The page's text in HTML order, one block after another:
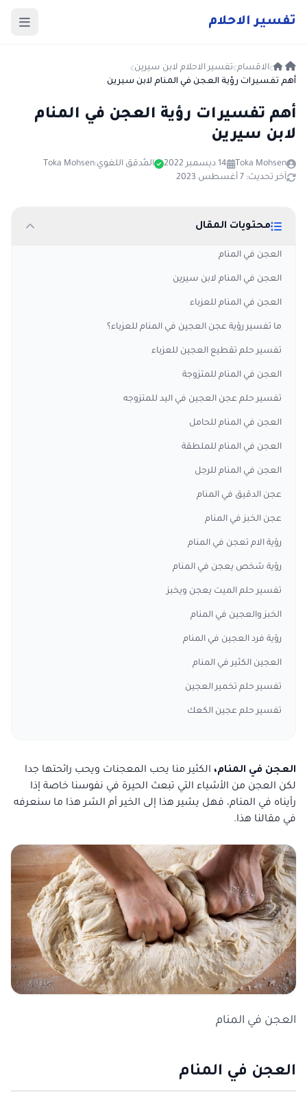
تفسير الاحلام
الاقسام تفسير الاحلام لابن سيرين
أهم تفسيرات رؤية العجن في المنام لابن سيرين
أهم تفسيرات رؤية العجن في المنام
لابن سيرين
Toka Mohsen 14 ديسمبر 2022 المُدقق اللغوي:Toka Mohsen
آخر تحديث: 7 أغسطس 2023
محتويات المقال
العجن في المنام
العجن في المنام لابن سيرين
العجن في المنام للعزباء
ما تفسير رؤية عجن العجين في المنام للعزباء؟
تفسير حلم تقطيع العجين للعزباء
العجن في المنام للمتزوجة
تفسير حلم عجن العجين في اليد للمتزوجه
العجن في المنام للحامل
العجن في المنام للملطقة
العجن في المنام للرجل
عجن الدقيق في المنام
عجن الخبز في المنام
رؤية الام تعجن في المنام
رؤية شخص يعجن في المنام
تفسير حلم الميت يعجن ويخبز
الخبز والعجين في المنام
رؤية فرد العجين في المنام
العجين الكثير في المنام
تفسير حلم تخمير العجين
تفسير حلم عجين الكعك
العجن في المنام، الكثير منا يحب المعجنات ويحب رائحتها جدا
لكن العجن من الأشياء التي تبعث الحيرة في نفوسنا خاصة إذا
رأيناه في المنام، فهل يشير هذا إلى الخير أم الشر هذا ما سنعرفه
في مقالنا هذا.
العجن في المنام
العجن في المنام